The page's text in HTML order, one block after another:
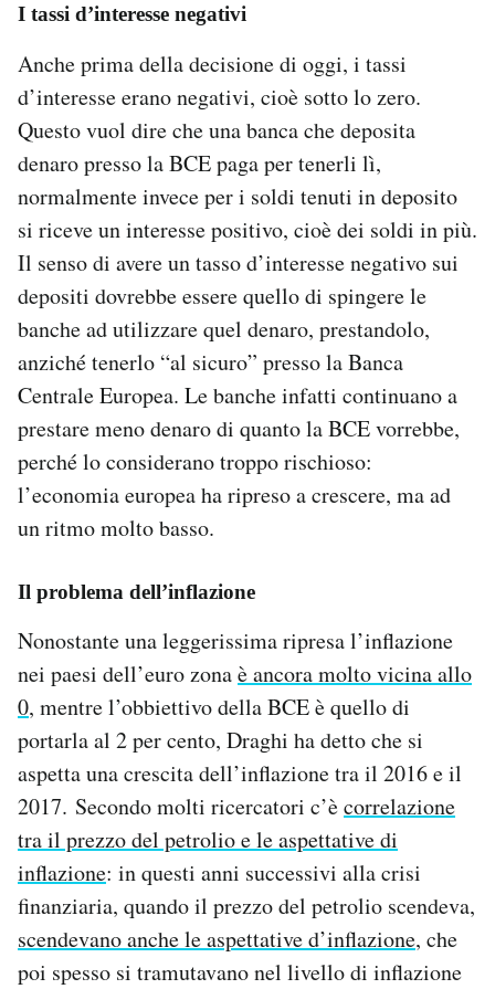
I tassi d’interesse negativi
Anche prima della decisione di oggi, i tassi
d’interesse erano negativi, cioè sotto lo zero.
Questo vuol dire che una banca che deposita
denaro presso la BCE paga per tenerli lì,
normalmente invece per i soldi tenuti in deposito
si riceve un interesse positivo, cioè dei soldi in più.
Il senso di avere un tasso d’interesse negativo sui
depositi dovrebbe essere quello di spingere le
banche ad utilizzare quel denaro, prestandolo,
anziché tenerlo “al sicuro” presso la Banca
Centrale Europea. Le banche infatti continuano a
prestare meno denaro di quanto la BCE vorrebbe,
perché lo considerano troppo rischioso:
l’economia europea ha ripreso a crescere, ma ad
un ritmo molto basso.
Il problema dell’inflazione
Nonostante una leggerissima ripresa l’inflazione
nei paesi dell’euro zonaè ancora molto vicina allo
0, mentre l’obbiettivo della BCE è quello di
portarla al 2 per cento, Draghi ha detto che si
aspetta una crescita dell’inflazione tra il 2016 e il
2017. Secondo molti ricercatori c’ècorrelazione
tra il prezzo del petrolio e le aspettative di
inflazione: in questi anni successivi alla crisi
finanziaria, quando il prezzo del petrolio scendeva,
scendevano anche le aspettative d’inflazione, che
poi spesso si tramutavano nel livello di inflazione